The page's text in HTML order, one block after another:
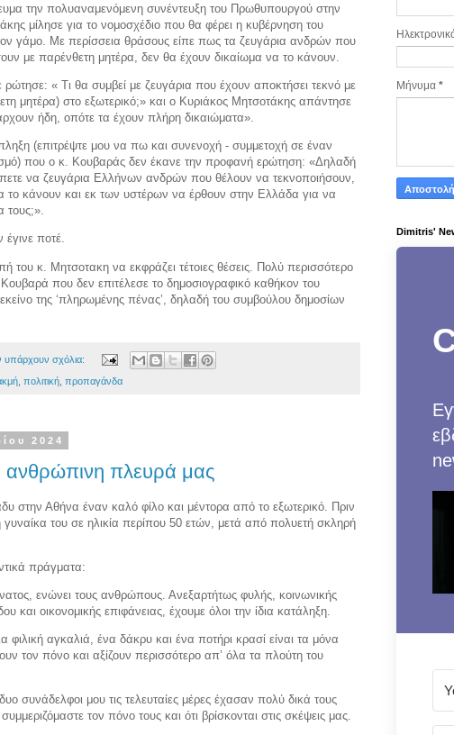
την πολυαναμενόμενη συνέντευξη του Πρωθυπουργού στην
μίλησε για το νομοσχέδιο που θα φέρει η κυβέρνηση του
γάμο. Με περίσσεια θράσους είπε πως τα ζευγάρια ανδρών που
με παρένθετη μητέρα, δεν θα έχουν δικαίωμα να το κάνουν.
« Τι θα συμβεί με ζευγάρια που έχουν αποκτήσει τεκνό με
μητέρα) στο εξωτερικό;» και ο Κυριάκος Μητσοτάκης απάντησε
ήδη, οπότε τα έχουν πλήρη δικαιώματα».
(επιτρέψτε μου να πω και συνενοχή - συμμετοχή σε έναν
που ο κ. Κουβαράς δεν έκανε την προφανή ερώτηση: «Δηλαδή
να ζευγάρια Ελλήνων ανδρών που θέλουν να τεκνοποιήσουν,
το κάνουν και εκ των υστέρων να έρθουν στην Ελλάδα για να
τους;».
ποτέ.
του κ. Μητσοτακη να εκφράζει τέτοιες θέσεις. Πολύ περισσότερο
που δεν επιτέλεσε το δημοσιογραφικό καθήκον του
της ‘πληρωμένης πένας’, δηλαδή του συμβούλου δημοσίων
υπάρχουν σχόλια:
πολιτική προπαγάνδα
2024
πλευρά μας
στην Αθήνα έναν καλό φίλο και μέντορα από το εξωτερικό. Πριν
γυναίκα του σε ηλικία περίπου 50 ετών, μετά από πολυετή σκληρή
πράγματα:
ενώνει τους ανθρώπους. Ανεξαρτήτως φυλής, κοινωνικής
και οικονομικής επιφάνειας, έχουμε όλοι την ίδια κατάληξη.
φιλική αγκαλιά, ένα δάκρυ και ένα ποτήρι κρασί είναι τα μόνα
τον πόνο και αξίζουν περισσότερο απ’ όλα τα πλούτη του
συνάδελφοι μου τις τελευταίες μέρες έχασαν πολύ δικά τους
τον πόνο τους και ότι βρίσκονται στις σκέψεις μας.
Μήνυμα *
Dimitris'